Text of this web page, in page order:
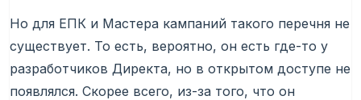
Но для ЕПК и Мастера кампаний такого перечня не
существует. То есть, вероятно, он есть где-то у
разработчиков Директа, но в открытом доступе не
появлялся. Скорее всего, из-за того, что он